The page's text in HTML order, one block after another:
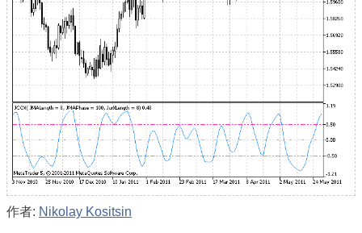
作者: Nikolay Kositsin